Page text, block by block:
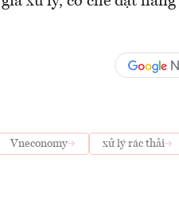
Vneconomy xử lý rác thải